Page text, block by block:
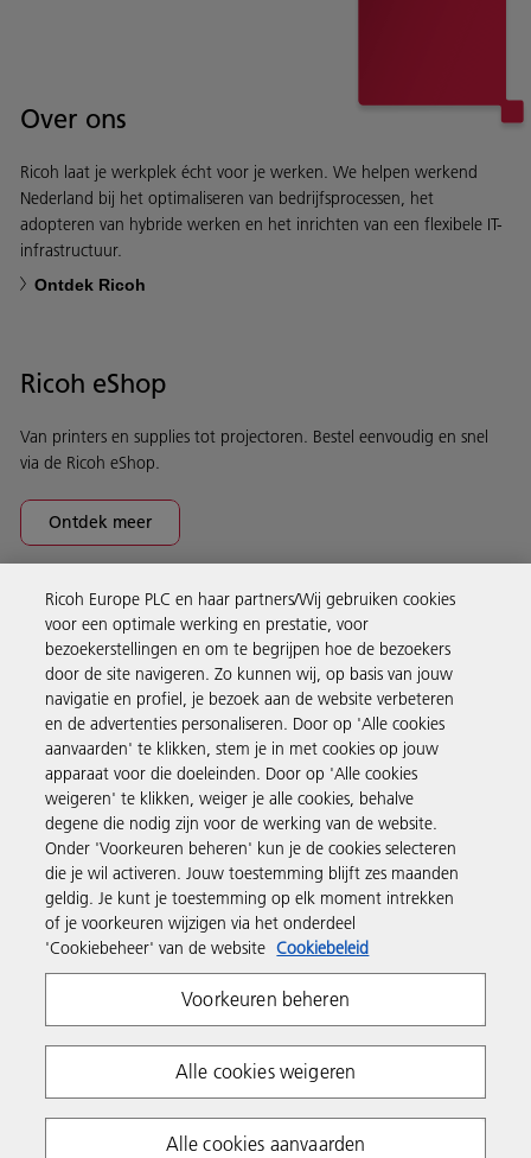
Over ons
Ricoh laat je werkplek écht voor je werken. We helpen werkend
Nederland bij het optimaliseren van bedrijfsprocessen, het
adopteren van hybride werken en het inrichten van een flexibele IT-
infrastructuur.
Ontdek Ricoh
Ricoh eShop
Van printers en supplies tot projectoren. Bestel eenvoudig en snel
via de Ricoh eShop.
Ontdek meer
Business Solutions
Producten en services
Support en contact
Inspiratie
Volg Ricoh
Privacyverklaring
Algemene voorwaarden
Algemene voorwaarden website
Ricoh Europe PLC en haar partners/Wij gebruiken cookies
voor een optimale werking en prestatie, voor
bezoekerstellingen en om te begrijpen hoe de bezoekers
door de site navigeren. Zo kunnen wij, op basis van jouw
navigatie en profiel, je bezoek aan de website verbeteren
en de advertenties personaliseren. Door op 'Alle cookies
aanvaarden' te klikken, stem je in met cookies op jouw
apparaat voor die doeleinden. Door op 'Alle cookies
weigeren' te klikken, weiger je alle cookies, behalve
degene die nodig zijn voor de werking van de website.
Onder 'Voorkeuren beheren' kun je de cookies selecteren
die je wil activeren. Jouw toestemming blijft zes maanden
geldig. Je kunt je toestemming op elk moment intrekken
of je voorkeuren wijzigen via het onderdeel
'Cookiebeheer' van de website Cookiebeleid
Voorkeuren beheren
Alle cookies weigeren
Alle cookies aanvaarden